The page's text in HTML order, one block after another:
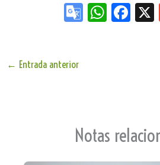
Go
te
W
Fa
X
← Entrada anterior
Notas